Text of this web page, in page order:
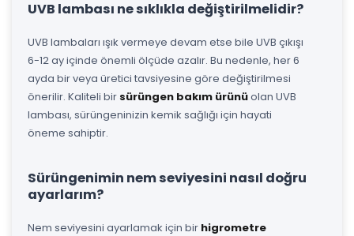
UVB lambası ne sıklıkla değiştirilmelidir?
UVB lambaları ışık vermeye devam etse bile UVB çıkışı
6-12 ay içinde önemli ölçüde azalır. Bu nedenle, her 6
ayda bir veya üretici tavsiyesine göre değiştirilmesi
önerilir. Kaliteli bir sürüngen bakım ürünüolan UVB
lambası, sürüngeninizin kemik sağlığı için hayati
öneme sahiptir.
Sürüngenimin nem seviyesini nasıl doğru
ayarlarım?
Nem seviyesini ayarlamak için bir higrometre